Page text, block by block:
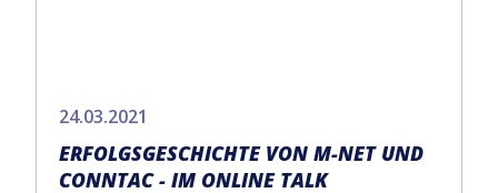
24.03.2021
ERFOLGSGESCHICHTE VON M-NET UND
CONNTAC - IM ONLINE TALK